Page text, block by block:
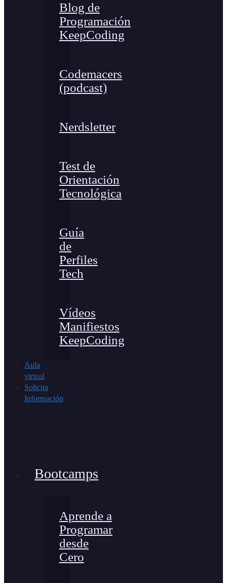
Blog de
Programación
KeepCoding
Codemacers
(podcast)
Nerdsletter
Test de
Orientación
Tecnológica
Guía
de
Perfiles
Tech
Vídeos
Manifiestos
KeepCoding
Aula
virtual
Solicita
Información
Bootcamps
Aprende a
Programar
desde
Cero